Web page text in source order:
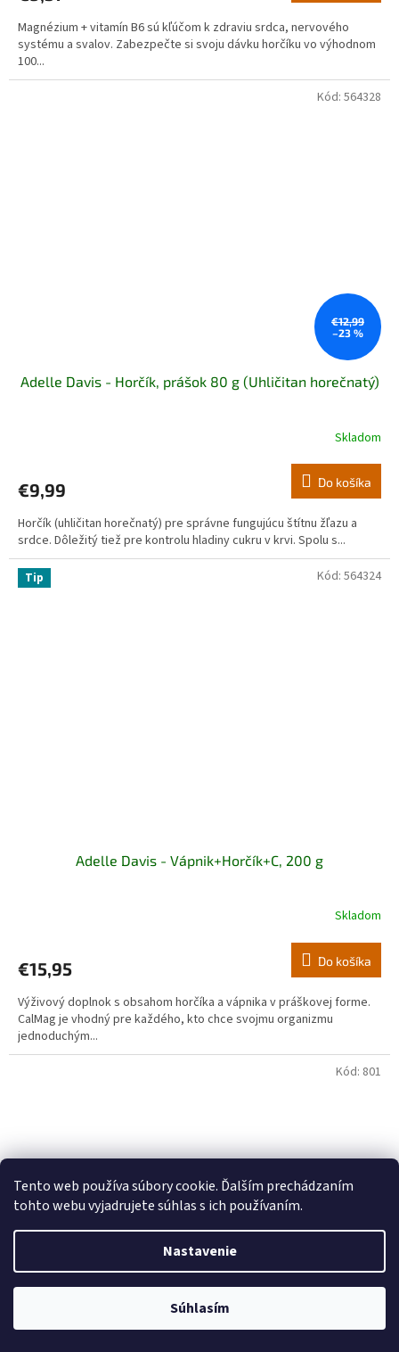
Tento web používa súbory cookie. Ďalším prechádzaním
tohto webu vyjadrujete súhlas s ich používaním.
Nastavenie
Súhlasím
Magnézium + vitamín B6 sú kľúčom k zdraviu srdca, nervového
systému a svalov. Zabezpečte si svoju dávku horčíku vo výhodnom
100...
€12,99
–23 %
Adelle Davis - Horčík, prášok 80 g (Uhličitan horečnatý)
Skladom
€9,99 Do košíka
Horčík (uhličitan horečnatý) pre správne fungujúcu štítnu žľazu a
srdce. Dôležitý tiež pre kontrolu hladiny cukru v krvi. Spolu s...
Kód: 564328
Tip
Adelle Davis - Vápnik+Horčík+C, 200 g
Skladom
€15,95 Do košíka
Výživový doplnok s obsahom horčíka a vápnika v práškovej forme.
CalMag je vhodný pre každého, kto chce svojmu organizmu
jednoduchým...
Kód: 564324
Kód: 801